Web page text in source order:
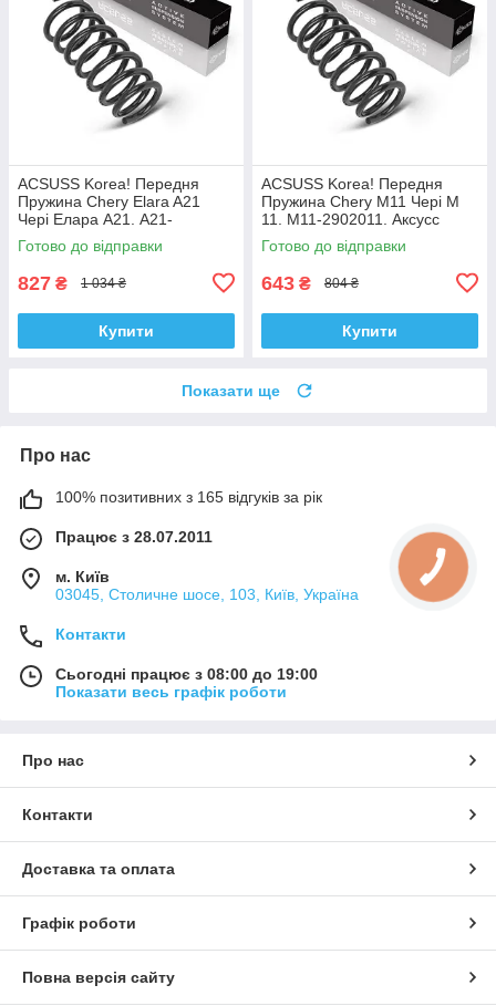
ACSUSS Korea! Передня
Пружина Chery Elara A21
Чері Елара А21. A21-
2902011AC. Аксусс Корея
Готово до відправки
827 ₴ 1 034 ₴
Купити
ACSUSS Korea! Передня
Пружина Chery M11 Чері М
11. M11-2902011. Аксусс
Корея
Готово до відправки
643 ₴ 804 ₴
Купити
Показати ще
Про нас
100% позитивних з 165 відгуків за рік
Працює з 28.07.2011
м. Київ
03045, Столичне шосе, 103, Київ, Україна
Контакти
Сьогодні працює з 08:00 до 19:00
Показати весь графік роботи
Про нас
Контакти
Доставка та оплата
Графік роботи
Повна версія сайту